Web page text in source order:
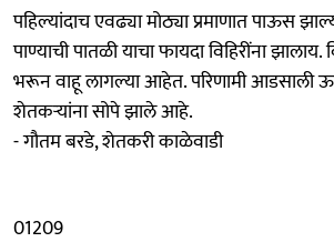
पहिल्यांदाच एवढ्या मोठ्या प्रमाणात पाऊस
पाण्याची पातळी याचा फायदा विहिरींना
भरून वाहू लागल्या आहेत. परिणामी
शेतकऱ्यांना सोपे झाले आहे.
- गौतम बरडे, शेतकरी काळेवाडी
01209